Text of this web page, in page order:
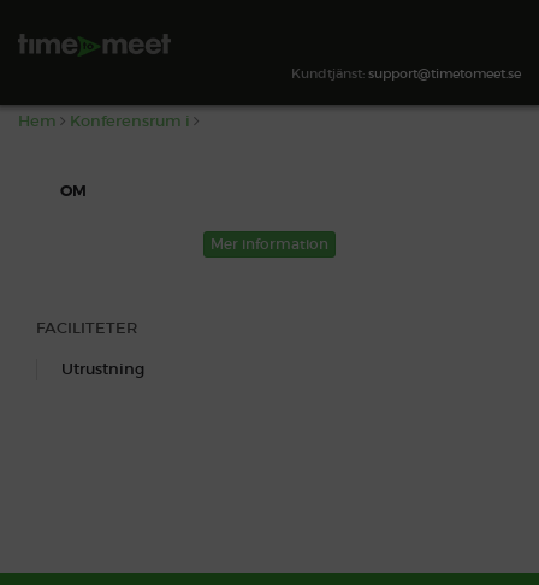
Kundtjänst: support@timetomeet.se
Hem Konferensrum i
OM
Mer information
FACILITETER
Utrustning